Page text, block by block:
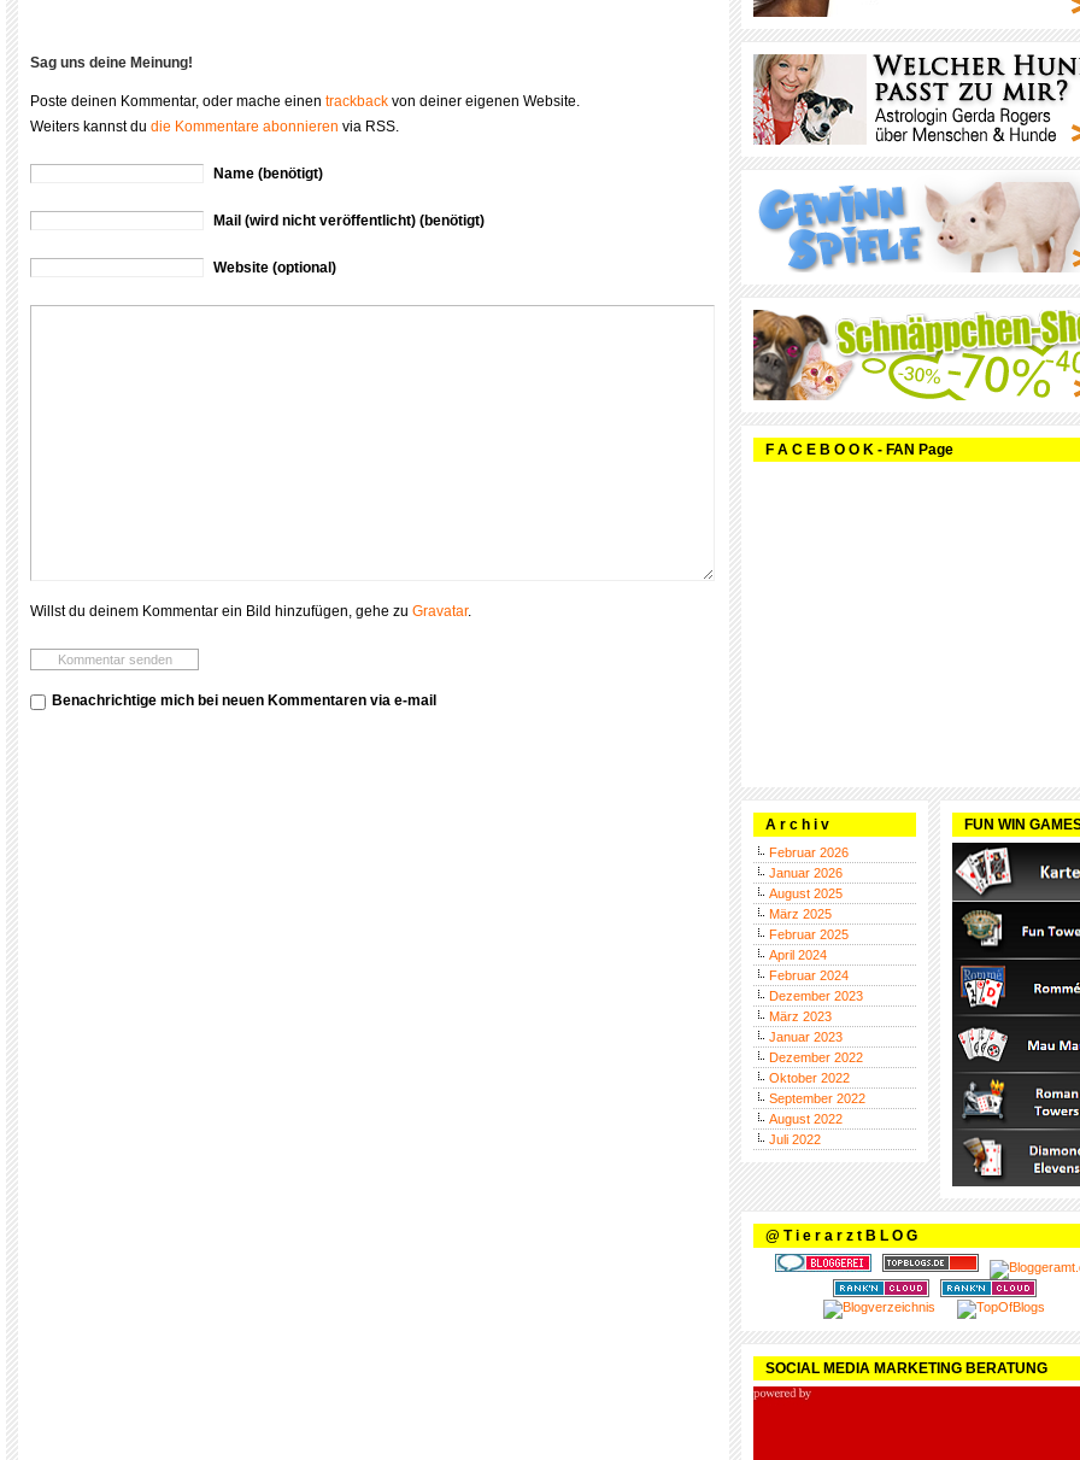
Sag uns deine Meinung!
Poste deinen Kommentar, oder mache einen trackback von deiner eigenen Website.
Weiters kannst du die Kommentare abonnieren via RSS.
Name (benötigt)
Mail (wird nicht veröffentlicht) (benötigt)
Website (optional)
Willst du deinem Kommentar ein Bild hinzufügen, gehe zu Gravatar.
Benachrichtige mich bei neuen Kommentaren via e-mail
F A C E B O O K - FAN Page
A r c h i v
Februar 2026
Januar 2026
August 2025
März 2025
Februar 2025
April 2024
Februar 2024
Dezember 2023
März 2023
Januar 2023
Dezember 2022
Oktober 2022
September 2022
August 2022
Juli 2022
FUN WIN
@ T i e r a r z t B L O G
SOCIAL MEDIA MARKETING BERATUNG